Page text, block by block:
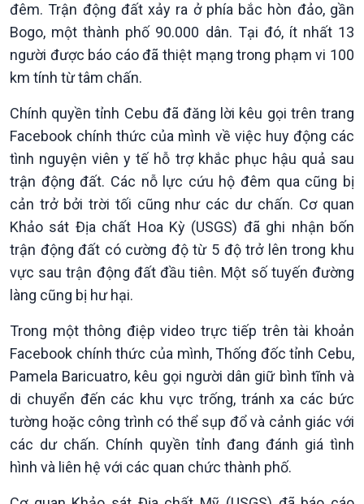
Kinh tế
Tin Kinh tế
Trước giờ mở cửa
Dòng chảy Kinh tế
Khởi nghiệp
Tuyên chiến với gian lận
thương mại
Nông nghiệp & Biển đảo
Tin Nông nghiệp & Biển
đảo
Tâm tình biên giới và hải
đảo
Tìm hiểu biển, đảo Việt
Nam
Xã hội
Tin Đời sống & Xã hội
360 độ Sức khỏe
Chuyển đổi Xanh
Tài nguyên và Môi trường
Chuyên gia của bạn
Xã hội chuyển động
Khoa học & Công nghệ
Tin Khoa học & Công nghệ
Kết nối công nghệ
Sống chung với biến đổi
khí hậu
đêm. Trận động đất xảy ra ở phía bắc hòn đảo, gần
Bogo, một thành phố 90.000 dân. Tại đó, ít nhất 13
người được báo cáo đã thiệt mạng trong phạm vi 100
km tính từ tâm chấn.
Chính quyền tỉnh Cebu đã đăng lời kêu gọi trên trang
Facebook chính thức của mình về việc huy động các
tình nguyện viên y tế hỗ trợ khắc phục hậu quả sau
trận động đất. Các nỗ lực cứu hộ đêm qua cũng bị
cản trở bởi trời tối cũng như các dư chấn. Cơ quan
Khảo sát Địa chất Hoa Kỳ (USGS) đã ghi nhận bốn
trận động đất có cường độ từ 5 độ trở lên trong khu
vực sau trận động đất đầu tiên. Một số tuyến đường
làng cũng bị hư hại.
Trong một thông điệp video trực tiếp trên tài khoản
Facebook chính thức của mình, Thống đốc tỉnh Cebu,
Pamela Baricuatro, kêu gọi người dân giữ bình tĩnh và
di chuyển đến các khu vực trống, tránh xa các bức
tường hoặc công trình có thể sụp đổ và cảnh giác với
các dư chấn. Chính quyền tỉnh đang đánh giá tình
hình và liên hệ với các quan chức thành phố.